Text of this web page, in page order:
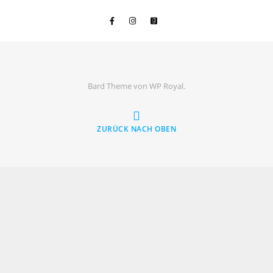
Bard Theme von WP Royal.
ZURÜCK NACH OBEN